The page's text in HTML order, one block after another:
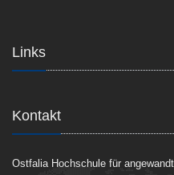
Links
Kontakt
Ostfalia Hochschule für